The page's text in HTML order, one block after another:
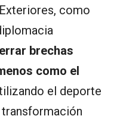
como
brechas
como el
el deporte